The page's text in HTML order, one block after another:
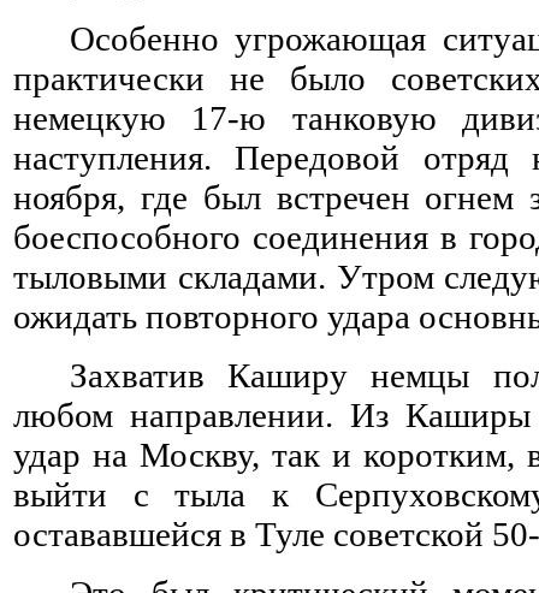
Особенно угрожающая
практически не было
немецкую 17-ю танковую
наступления. Передовой
ноября, где был встречен огнем
боеспособного соединения в
тыловыми складами. Утром
ожидать повторного удара
Захватив Каширу немцы
любом направлении. Из
удар на Москву, так и коротким,
выйти с тыла к
остававшейся в Туле советской